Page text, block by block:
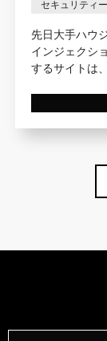
セキュリティー
先日大手ハウ
インジェクシ
するサイトは